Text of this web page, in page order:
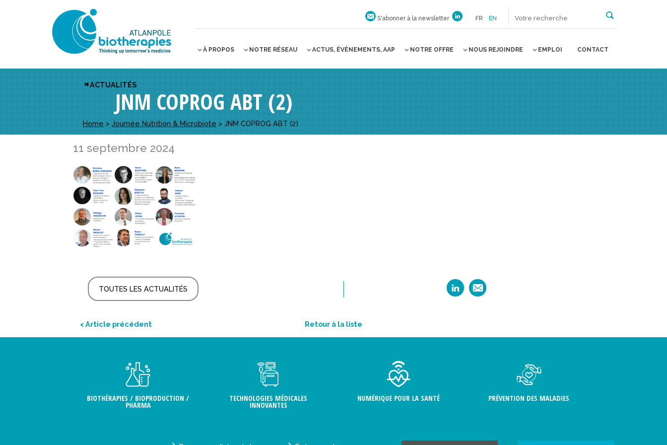
S'abonner à la newsletter FR EN
À PROPOS NOTRE RÉSEAU ACTUS, ÉVÉNEMENTS, AAP NOTRE OFFRE NOUS REJOINDRE EMPLOI CONTACT
ACTUALITÉS
JNM COPROG ABT (2)
Home > Journée Nutrition & Microbiote > JNM COPROG ABT (2)
11 septembre 2024
TOUTES LES ACTUALITÉS
< Article précédent Retour à la liste
BIOTHÉRAPIES / BIOPRODUCTION /
PHARMA
TECHNOLOGIES MÉDICALES
INNOVANTES
NUMÉRIQUE POUR LA SANTÉ PRÉVENTION DES MALADIES